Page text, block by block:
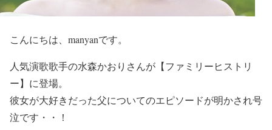
こんにちは、manyanです。
人気演歌歌手の水森かおり さんが 【ファミリーヒストリ
ー】 に登場。
彼女が大好きだった父についてのエピソードが明かされ号
泣です・・！